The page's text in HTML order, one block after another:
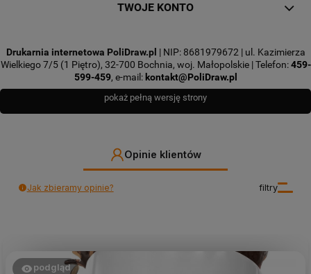
TWOJE KONTO
Drukarnia internetowa PoliDraw.pl | NIP: 8681979672 | ul. Kazimierza
Wielkiego 7/5 (1 Piętro), 32-700 Bochnia, woj. Małopolskie | Telefon: 459-
599-459, e-mail: kontakt@PoliDraw.pl
pokaż pełną wersję strony
Opinie klientów
filtry
Jak zbieramy opinie?
podgląd